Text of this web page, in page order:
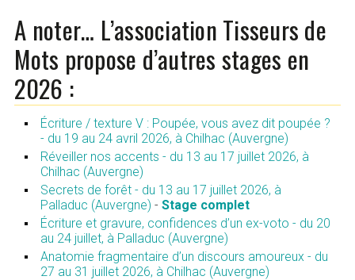
A noter… L’association Tisseurs de
Mots propose d’autres stages en
2026 :
Écriture / texture V : Poupée, vous avez dit poupée ?
- du 19 au 24 avril 2026, à Chilhac (Auvergne)
Réveiller nos accents - du 13 au 17 juillet 2026, à
Chilhac (Auvergne)
Secrets de forêt - du 13 au 17 juillet 2026, à
Palladuc (Auvergne) - Stage complet
Écriture et gravure, confidences d’un ex-voto - du 20
au 24 juillet, à Palladuc (Auvergne)
Anatomie fragmentaire d’un discours amoureux - du
27 au 31 juillet 2026, à Chilhac (Auvergne)